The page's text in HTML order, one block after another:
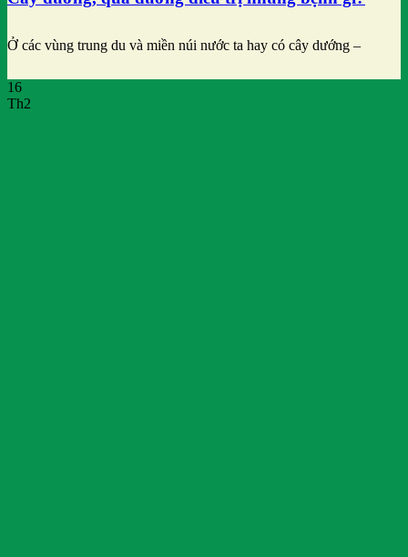
Ở các vùng trung du và miền núi nước ta hay có cây dướng –
16
Th2